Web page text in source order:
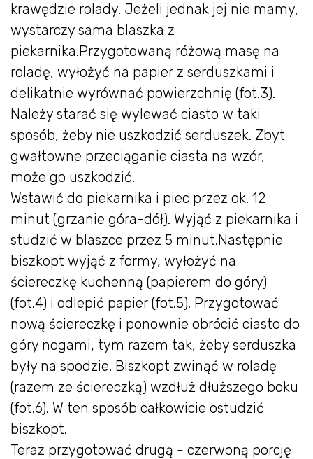
krawędzie rolady. Jeżeli jednak jej nie mamy,
wystarczy sama blaszka z
piekarnika.Przygotowaną różową masę na
roladę, wyłożyć na papier z serduszkami i
delikatnie wyrównać powierzchnię (fot.3).
Należy starać się wylewać ciasto w taki
sposób, żeby nie uszkodzić serduszek. Zbyt
gwałtowne przeciąganie ciasta na wzór,
może go uszkodzić.
Wstawić do piekarnika i piec przez ok. 12
minut (grzanie góra-dół). Wyjąć z piekarnika i
studzić w blaszce przez 5 minut.Następnie
biszkopt wyjąć z formy, wyłożyć na
ściereczkę kuchenną (papierem do góry)
(fot.4) i odlepić papier (fot.5). Przygotować
nową ściereczkę i ponownie obrócić ciasto do
góry nogami, tym razem tak, żeby serduszka
były na spodzie. Biszkopt zwinąć w roladę
(razem ze ściereczką) wzdłuż dłuższego boku
(fot.6). W ten sposób całkowicie ostudzić
biszkopt.
Teraz przygotować drugą - czerwoną porcję